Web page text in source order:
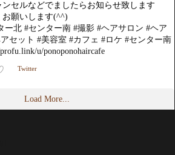
ンセルなどでましたらお知らせ致します
願いします(^^)
ー北 #センター南 #撮影 #ヘアサロン #ヘア
セット #美容室 #カフェ #ロケ #センター南
u/ponoponohaircafe
Twitter
Load More...